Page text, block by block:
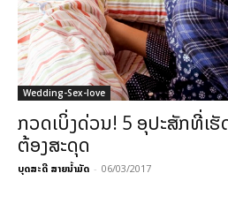
Wedding-Sex-love
ກວດເບິ່ງດ່ວນ! 5 ອຸປະສັກທີ່ເຮັ
ຕ້ອງສະດຸດ
ບຸດສະດີ ສາຍນ້ຳມັດ - 06/03/2017